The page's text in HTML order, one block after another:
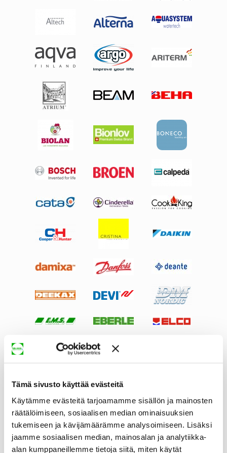
Tämä sivusto käyttää evästeitä
Käytämme evästeitä tarjoamamme sisällön ja mainosten
räätälöimiseen, sosiaalisen median ominaisuuksien
tukemiseen ja kävijämäärämme analysoimiseen. Lisäksi
jaamme sosiaalisen median, mainosalan ja analytiikka-
alan kumppaneillemme tietoja siitä, miten käytät